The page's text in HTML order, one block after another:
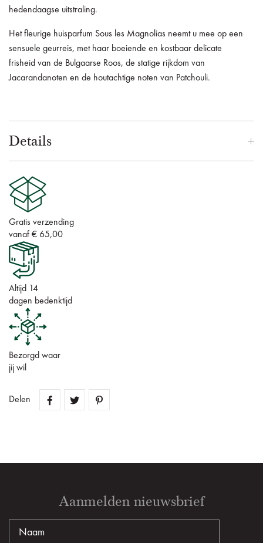
hedendaagse uitstraling.
Het fleurige huisparfum Sous les Magnolias neemt u mee op een
sensuele geurreis, met haar boeiende en kostbaar delicate
frisheid van de Bulgaarse Roos, de statige rijkdom van
Jacarandanoten en de houtachtige noten van Patchouli.
Details
Gratis verzending
vanaf € 65,00
Altijd 14
dagen bedenktijd
Bezorgd waar
jij wil
Delen
Aanmelden nieuwsbrief